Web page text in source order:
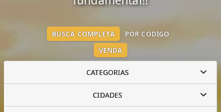
VENDA
BUSCA COMPLETA POR CÓDIGO
CATEGORIAS
CIDADES